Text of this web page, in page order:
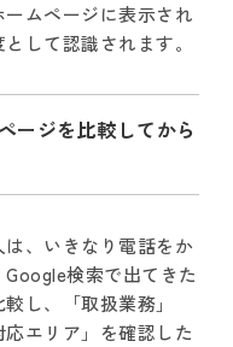
ムページに表示され
して認識されます。
ージを比較してから
、いきなり電話をか
検索で出てきた
し、「取扱業務」
応エリア」を確認した